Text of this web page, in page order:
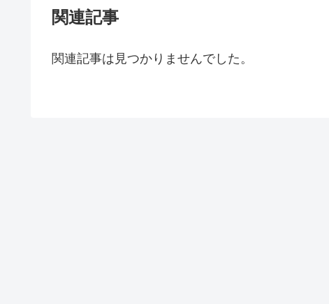
関連記事
関連記事は見つかりませんでした。